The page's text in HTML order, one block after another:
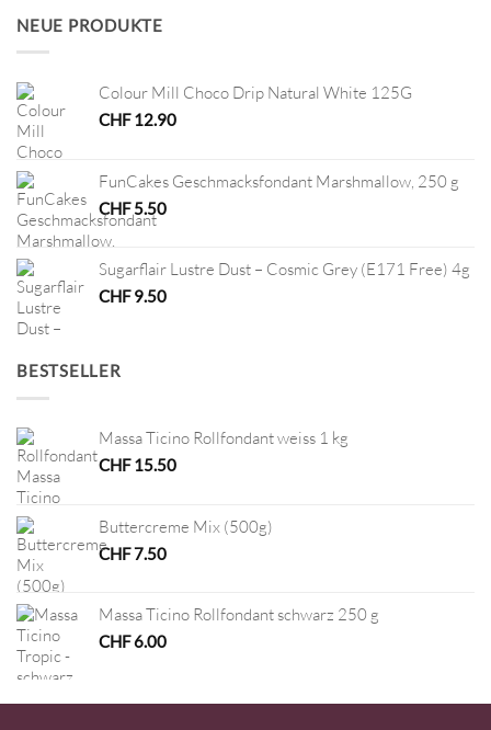
NEUE PRODUKTE
Colour Mill Choco Drip Natural White 125G
CHF12.90
FunCakes Geschmacksfondant Marshmallow, 250 g
CHF5.50
Sugarflair Lustre Dust – Cosmic Grey (E171 Free) 4g
CHF9.50
BESTSELLER
Massa Ticino Rollfondant weiss 1 kg
CHF15.50
Buttercreme Mix (500g)
CHF7.50
Massa Ticino Rollfondant schwarz 250 g
CHF6.00